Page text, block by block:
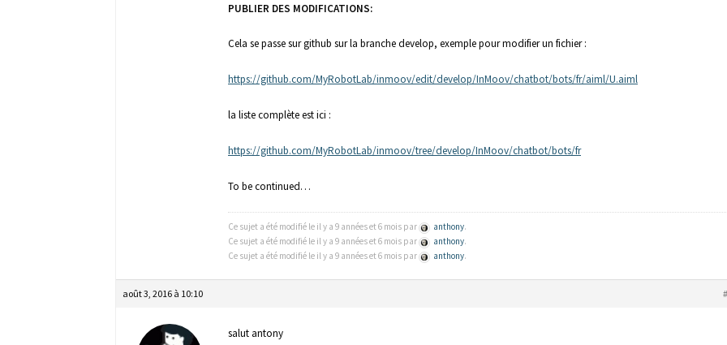
PUBLIER DES MODIFICATIONS:
Cela se passe sur github sur la branche develop, exemple pour modifier un fichier :
https://github.com/MyRobotLab/inmoov/edit/develop/InMoov/chatbot/bots/fr/aiml/U.aiml
la liste complète est ici :
https://github.com/MyRobotLab/inmoov/tree/develop/InMoov/chatbot/bots/fr
To be continued…
Ce sujet a été modifié le il y a 9 années et 6 mois par anthony.
Ce sujet a été modifié le il y a 9 années et 6 mois par
anthony.
Ce sujet a été modifié le il y a 9 années et 6 mois par
anthony.
août 3, 2016 à 10:10
salut antony